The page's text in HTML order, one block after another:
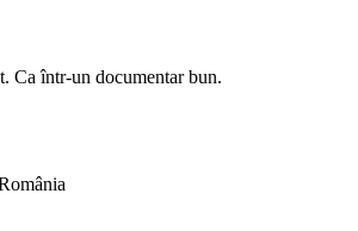
Ca într-un documentar bun.